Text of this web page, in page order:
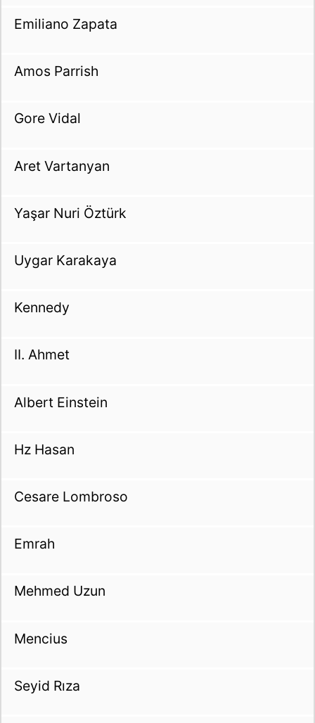
Emiliano Zapata
Amos Parrish
Gore Vidal
Aret Vartanyan
Yaşar Nuri Öztürk
Uygar Karakaya
Kennedy
II. Ahmet
Albert Einstein
Hz Hasan
Cesare Lombroso
Emrah
Mehmed Uzun
Mencius
Seyid Rıza